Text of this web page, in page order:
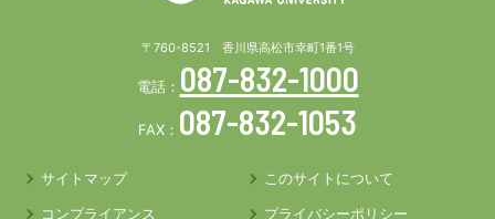
〒760-8521 香川県高松市幸町1番1号
電話： 087-832-1000
FAX： 087-832-1053
サイトマップ
このサイトについて
コンプライアンス
プライバシーポリシー